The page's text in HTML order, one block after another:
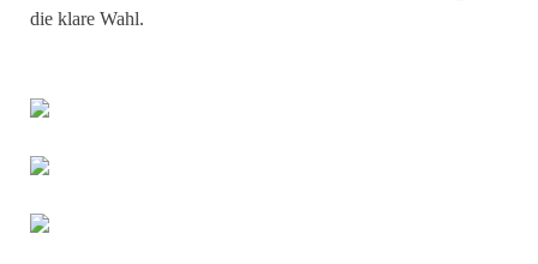
die klare Wahl.